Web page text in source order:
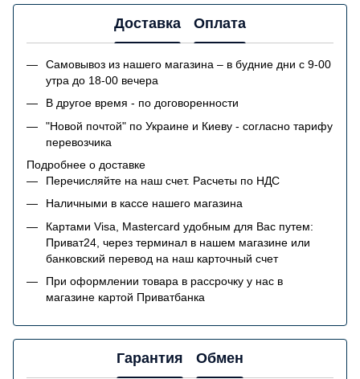
Доставка Оплата
Самовывоз из нашего магазина – в будние дни с 9-00
утра до 18-00 вечера
В другое время - по договоренности
"Новой почтой" по Украине и Киеву - согласно тарифу
перевозчика
Подробнее о доставке
Перечисляйте на наш счет. Расчеты по НДС
Наличными в кассе нашего магазина
Картами Visa, Mastercard удобным для Вас путем:
Приват24, через терминал в нашем магазине или
банковский перевод на наш карточный счет
При оформлении товара в рассрочку у нас в
магазине картой Приватбанка
Гарантия Обмен